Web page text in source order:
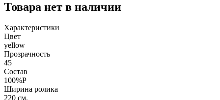
Товара нет в наличии
Характеристики
Цвет
yellow
Прозрачность
45
Состав
100%P
Ширина ролика
220 см.